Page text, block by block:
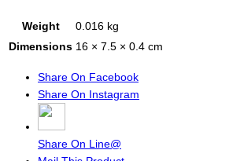
Weight
0.016 kg
Dimensions 16 × 7.5 × 0.4 cm
Share On Facebook
Share On Instagram
Share On Line@